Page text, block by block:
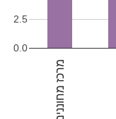
מרכז מחוננים
0.0
2.5